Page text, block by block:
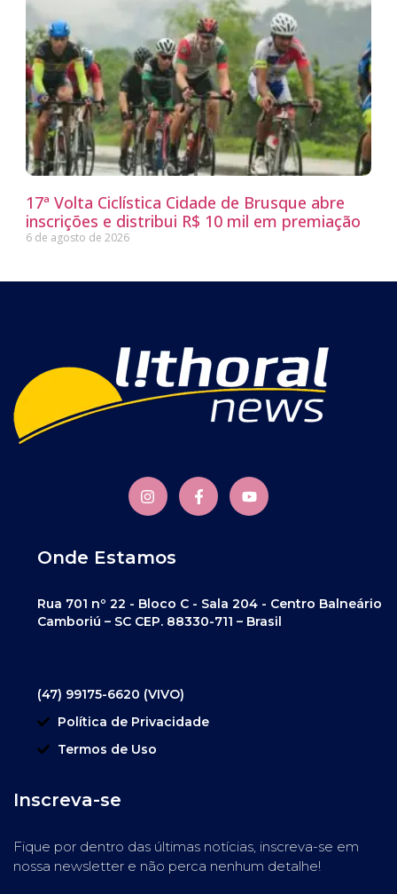
17ª Volta Ciclística Cidade de Brusque abre
inscrições e distribui R$ 10 mil em premiação
6 de agosto de 2026
Onde Estamos
Rua 701 nº 22 - Bloco C - Sala 204 - Centro Balneário
Camboriú – SC CEP. 88330-711 – Brasil
(47) 99175-6620 (VIVO)
Política de Privacidade
Termos de Uso
Inscreva-se
Fique por dentro das últimas notícias, inscreva-se em
nossa newsletter e não perca nenhum detalhe!